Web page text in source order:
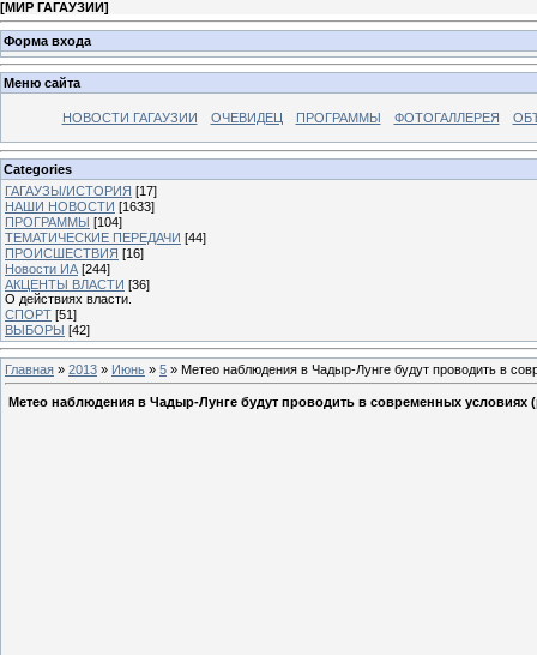
[МИР ГАГАУЗИИ]
Форма входа
Меню сайта
НОВОСТИ ГАГАУЗИИ ОЧЕВИДЕЦ ПРОГРАММЫ ФОТОГАЛЛЕРЕЯ
Categories
ГАГАУЗЫ/ИСТОРИЯ [17]
НАШИ НОВОСТИ [1633]
ПРОГРАММЫ [104]
ТЕМАТИЧЕСКИЕ ПЕРЕДАЧИ [44]
ПРОИСШЕСТВИЯ [16]
Новости ИА [244]
АКЦЕНТЫ ВЛАСТИ [36]
О действиях власти.
СПОРТ [51]
ВЫБОРЫ [42]
Главная » 2013 » Июнь » 5 » Метео наблюдения в Чадыр-Лунге будут проводить в
Метео наблюдения в Чадыр-Лунге будут проводить в современных условиях